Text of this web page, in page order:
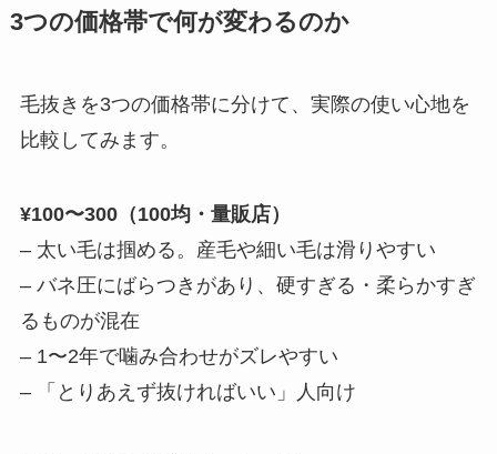
3つの価格帯で何が変わるのか
毛抜きを3つの価格帯に分けて、実際の使い心地を
比較してみます。
¥100〜300（100均・量販店）
– 太い毛は掴める。産毛や細い毛は滑りやすい
– バネ圧にばらつきがあり、硬すぎる・柔らかすぎ
るものが混在
– 1〜2年で噛み合わせがズレやすい
– 「とりあえず抜ければいい」人向け